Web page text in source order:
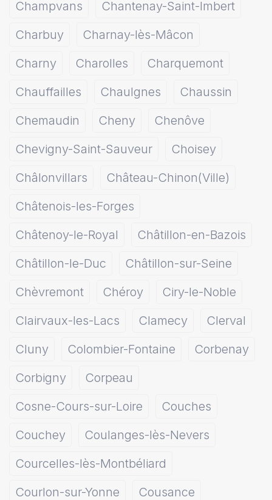
Champvans
Chantenay-Saint-Imbert
Charbuy
Charnay-lès-Mâcon
Charny
Charolles
Charquemont
Chauffailles
Chaulgnes
Chaussin
Chemaudin
Cheny
Chenôve
Chevigny-Saint-Sauveur
Choisey
Châlonvillars
Château-Chinon(Ville)
Châtenois-les-Forges
Châtenoy-le-Royal
Châtillon-en-Bazois
Châtillon-le-Duc
Châtillon-sur-Seine
Chèvremont
Chéroy
Ciry-le-Noble
Clairvaux-les-Lacs
Clamecy
Clerval
Cluny
Colombier-Fontaine
Corbenay
Corbigny
Corpeau
Cosne-Cours-sur-Loire
Couches
Couchey
Coulanges-lès-Nevers
Courcelles-lès-Montbéliard
Courlon-sur-Yonne
Cousance